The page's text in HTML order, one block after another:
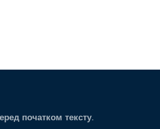
початком тексту.